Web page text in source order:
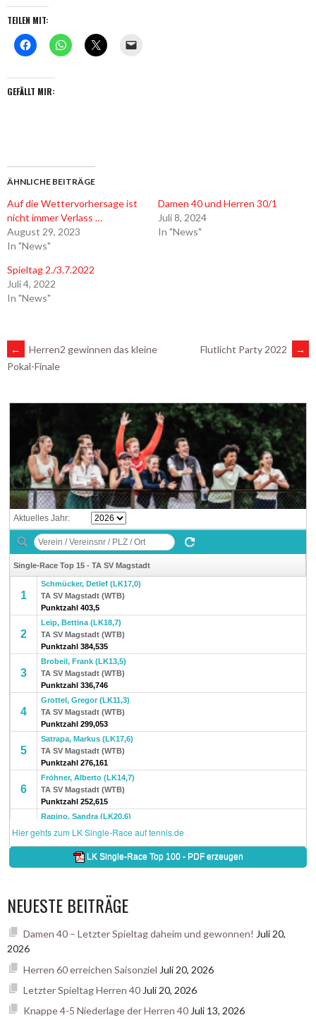
TEILEN MIT:
GEFÄLLT MIR:
ÄHNLICHE BEITRÄGE
Auf die Wettervorhersage ist
nicht immer Verlass …
August 29, 2023
In "News"
Damen 40 und Herren 30/1
Juli 8, 2024
In "News"
Spieltag 2./3.7.2022
Juli 4, 2022
In "News"
ARTIKEL-
NAVIGATION
←
Herren2 gewinnen das kleine
Pokal-Finale
Flutlicht Party 2022 →
NEUESTE BEITRÄGE
Damen 40 – Letzter Spieltag daheim und gewonnen! Juli 20,
2026
Herren 60 erreichen Saisonziel Juli 20, 2026
Letzter Spieltag Herren 40 Juli 20, 2026
Knappe 4-5 Niederlage der Herren 40Juli 13, 2026